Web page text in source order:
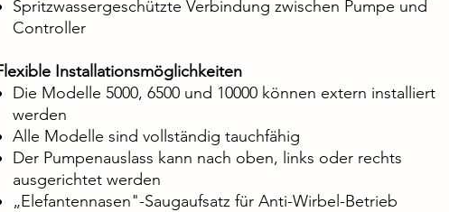
Spritzwassergeschützte Verbindung zwischen Pumpe und
Controller
Installationsmöglichkeiten
Die Modelle 5000, 6500 und 10000 können extern installiert
werden
Alle Modelle sind vollständig tauchfähig
Der Pumpenauslass kann nach oben, links oder rechts
ausgerichtet werden
„Elefantennasen"-Saugaufsatz für Anti-Wirbel-Betrieb